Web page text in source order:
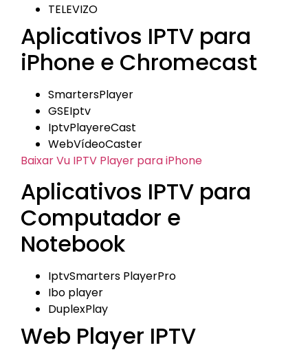
TELEVIZO
Aplicativos IPTV para
iPhone e Chromecast
SmartersPlayer
GSEIptv
IptvPlayereCast
WebVídeoCaster
Baixar Vu IPTV Player para iPhone
Aplicativos IPTV para
Computador e
Notebook
IptvSmarters PlayerPro
Ibo player
DuplexPlay
Web Player IPTV